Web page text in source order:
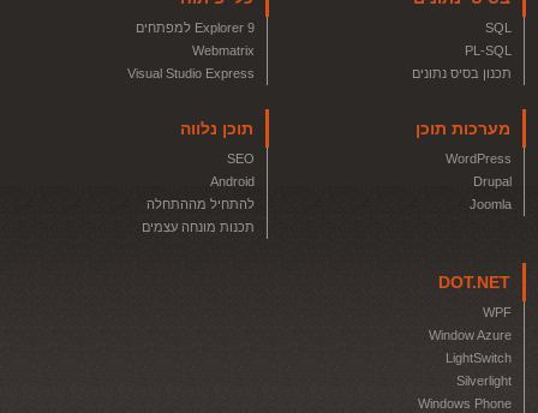
SQL
PL-SQL
תכנון בסיס נתונים
Explorer 9 למפתחים
Webmatrix
Visual Studio Express
מערכות תוכן
WordPress
Drupal
Joomla
תוכן נלווה
SEO
Android
להתחיל מההתחלה
תכנות מונחה עצמים
DOT.NET
WPF
Window Azure
LightSwitch
Silverlight
Windows Phone